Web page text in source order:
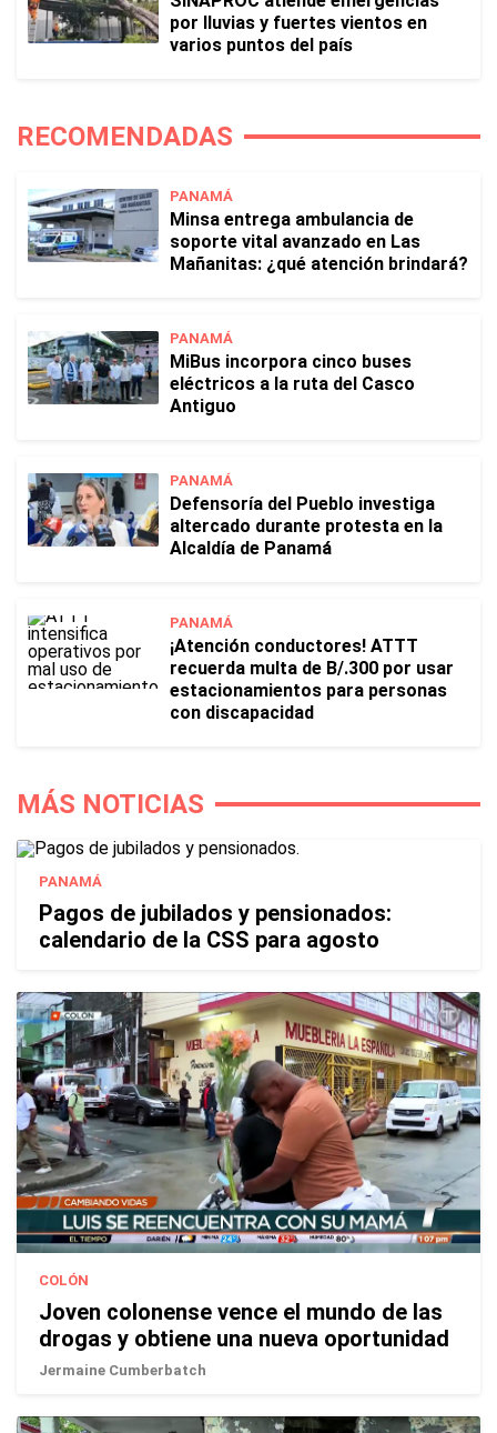
por lluvias y fuertes vientos en
varios puntos del país
RECOMENDADAS
PANAMÁ
Minsa entrega ambulancia de
soporte vital avanzado en Las
Mañanitas: ¿qué atención brindará?
PANAMÁ
MiBus incorpora cinco buses
eléctricos a la ruta del Casco
Antiguo
PANAMÁ
Defensoría del Pueblo investiga
altercado durante protesta en la
Alcaldía de Panamá
PANAMÁ
¡Atención conductores! ATTT
recuerda multa de B/.300 por usar
estacionamientos para personas
con discapacidad
MÁS NOTICIAS
PANAMÁ
Pagos de jubilados y pensionados:
calendario de la CSS para agosto
COLÓN
Joven colonense vence el mundo de las
drogas y obtiene una nueva oportunidad
Jermaine Cumberbatch